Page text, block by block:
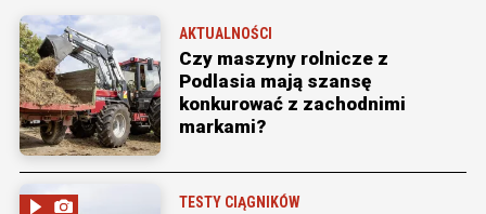
AKTUALNOŚCI
Czy maszyny rolnicze z
Podlasia mają szansę
konkurować z zachodnimi
markami?
TESTY CIĄGNIKÓW